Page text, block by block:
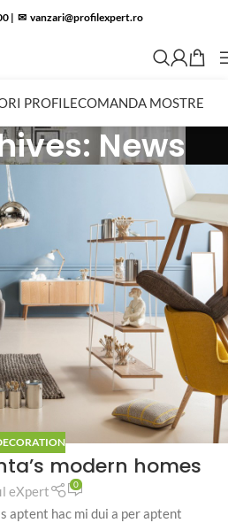
| ✉︎ vanzari@profilexpert.ro
PROFILECOMANDA MOSTRE
News
modern homes
eXpert 0
aptent hac mi dui a per aptent